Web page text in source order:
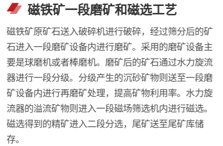
磁铁矿一段磨矿和磁选工艺
磁铁矿原矿石送入破碎机进行破碎，经过筛分后的矿
石进入一段磨矿设备内进行磨矿。采用的磨矿设备主
要是球磨机或者棒磨机。磨矿后的矿石通过水力旋流
器进行一段分级。分级产生的沉砂矿物则送至一段磨
矿设备内进行再磨矿处理，提高矿物利用率。水力旋
流器的溢流矿物则进入一段磁场筛选机内进行磁选。
磁选得到的精矿进入二段分选，尾矿送至尾矿库储
存。